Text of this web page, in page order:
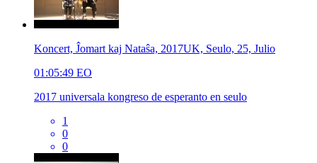
Koncert, Ĵomart kaj Nataŝa, 2017UK, Seulo, 25, Julio
01:05:49 EO
2017 universala kongreso de esperanto en seulo
1
0
0